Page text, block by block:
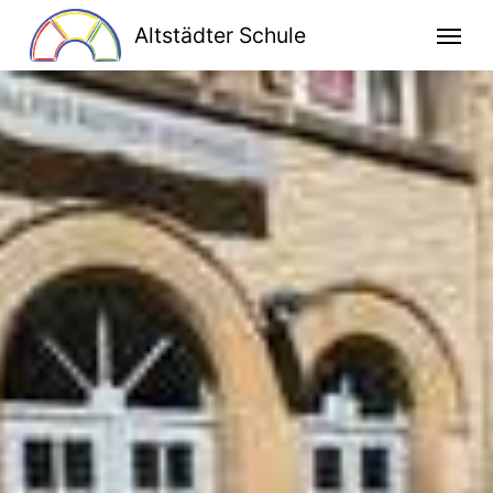
Altstädter Schule
Home
Unsere Schule
Schulprogramm
Klassen
Lesen macht stark
Bildung für nachhaltige Entwicklung
Kooperationen
Ganztag